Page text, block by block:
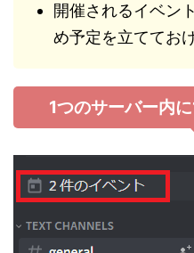
開催されるイベン
め予定を立ててお
1つのサーバー内